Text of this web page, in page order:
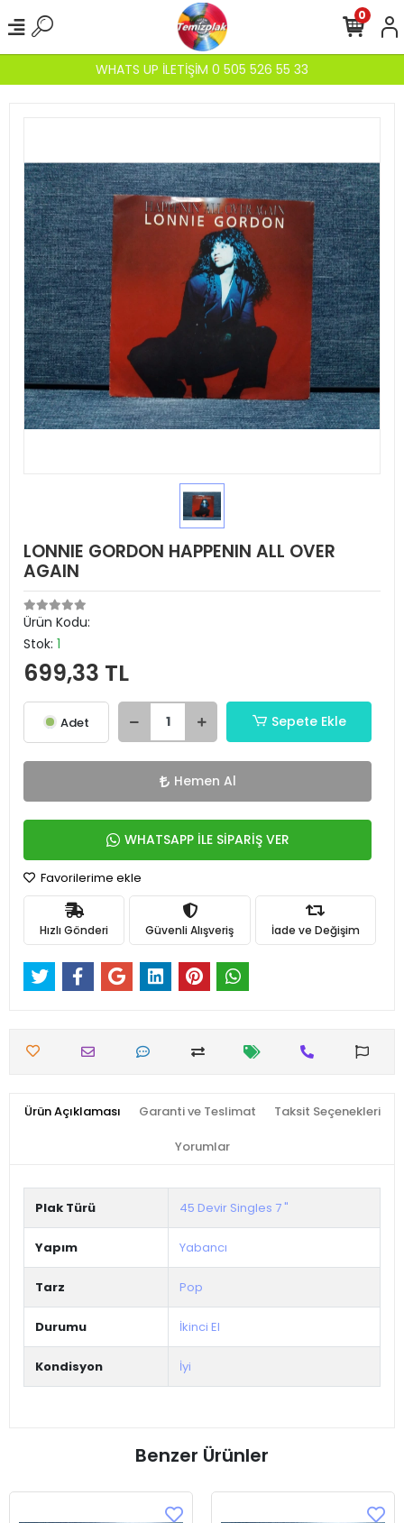
WHATS UP İLETİŞİM 0 505 526 55 33
0
LONNIE GORDON HAPPENIN ALL OVER
AGAIN
Ürün Kodu:
Stok: 1
699,33 TL
Adet Sepete Ekle
Hemen Al
WHATSAPP İLE SİPARİŞ VER
Favorilerime ekle
Hızlı Gönderi Güvenli Alışveriş İade ve Değişim
Ürün Açıklaması Garanti ve Teslimat Taksit Seçenekleri
Yorumlar
Plak Türü 45 Devir Singles 7 "
Yapım Yabancı
Tarz Pop
Durumu İkinci El
Kondisyon İyi
Benzer Ürünler